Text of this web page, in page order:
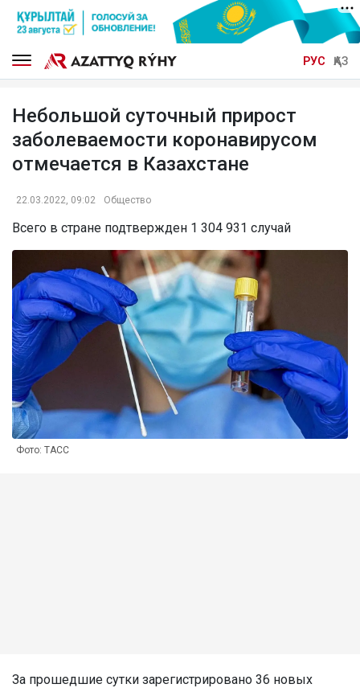
РУС ҚАЗ
Небольшой суточный прирост
заболеваемости коронавирусом
отмечается в Казахстане
22.03.2022, 09:02 Общество
Всего в стране подтвержден 1 304 931 случай
Фото: ТАСС
За прошедшие сутки зарегистрировано 36 новых